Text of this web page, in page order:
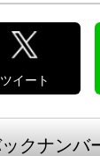
ツイート
クナンバ